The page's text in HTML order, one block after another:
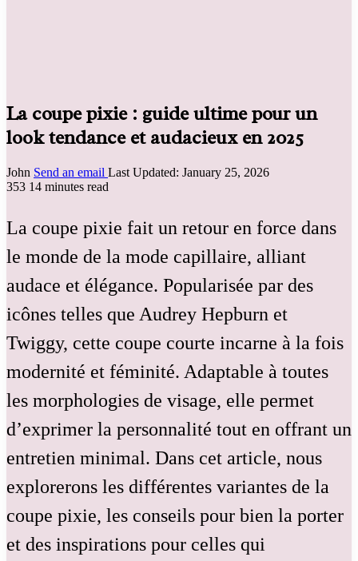
La coupe pixie : guide ultime pour un
look tendance et audacieux en 2025
John Send an email Last Updated: January 25, 2026
353 14 minutes read
La coupe pixie fait un retour en force dans
le monde de la mode capillaire, alliant
audace et élégance. Popularisée par des
icônes telles que Audrey Hepburn et
Twiggy, cette coupe courte incarne à la fois
modernité et féminité. Adaptable à toutes
les morphologies de visage, elle permet
d’exprimer la personnalité tout en offrant un
entretien minimal. Dans cet article, nous
explorerons les différentes variantes de la
coupe pixie, les conseils pour bien la porter
et des inspirations pour celles qui